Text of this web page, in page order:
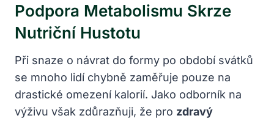
Podpora Metabolismu Skrze
Nutriční Hustotu
Při snaze o návrat do formy po období svátků
se mnoho lidí chybně zaměřuje pouze na
drastické omezení kalorií. Jako odborník na
výživu však zdůrazňuji, že pro zdravý